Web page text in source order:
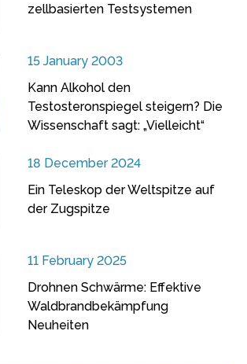
zellbasierten Testsystemen
15 January 2003
Kann Alkohol den
Testosteronspiegel steigern? Die
Wissenschaft sagt: „Vielleicht“
18 December 2024
Ein Teleskop der Weltspitze auf
der Zugspitze
11 February 2025
Drohnen Schwärme: Effektive
Waldbrandbekämpfung
Neuheiten